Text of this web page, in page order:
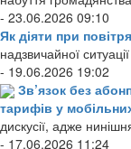
- 23.06.2026 09:10
Як діяти при
надзвичайної
- 19.06.2026 19:02
Зв’язок без
тарифів у
дискусії, адже
- 17.06.2026 11:24